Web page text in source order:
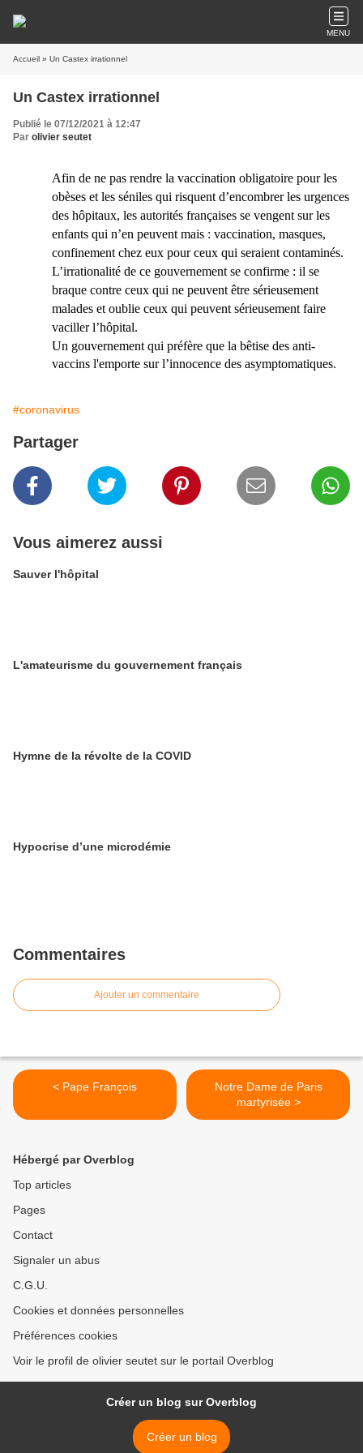
MENU
Accueil » Un Castex irrationnel
Un Castex irrationnel
Publié le 07/12/2021 à 12:47
Par olivier seutet
Afin de ne pas rendre la vaccination obligatoire pour les
obèses et les séniles qui risquent d’encombrer les urgences
des hôpitaux, les autorités françaises se vengent sur les
enfants qui n’en peuvent mais : vaccination, masques,
confinement chez eux pour ceux qui seraient contaminés.
L’irrationalité de ce gouvernement se confirme : il se
braque contre ceux qui ne peuvent être sérieusement
malades et oublie ceux qui peuvent sérieusement faire
vaciller l’hôpital.
Un gouvernement qui préfère que la bêtise des anti-
vaccins l'emporte sur l’innocence des asymptomatiques.
#coronavirus
Partager
Vous aimerez aussi
Sauver l'hôpital
L'amateurisme du gouvernement français
Hymne de la révolte de la COVID
Hypocrise d’une microdémie
Commentaires
Ajouter un commentaire
< Pape François
Notre Dame de Paris
martyrisée >
Hébergé par Overblog
Top articles
Pages
Contact
Signaler un abus
C.G.U.
Cookies et données personnelles
Préférences cookies
Voir le profil de olivier seutet sur le portail Overblog
Créer un blog sur Overblog
Créer un blog